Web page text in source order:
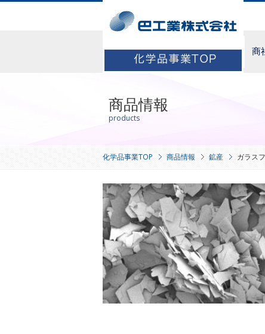
商
商品情報
products
化学品事業TOP 商品情報 鉱産 ガラス